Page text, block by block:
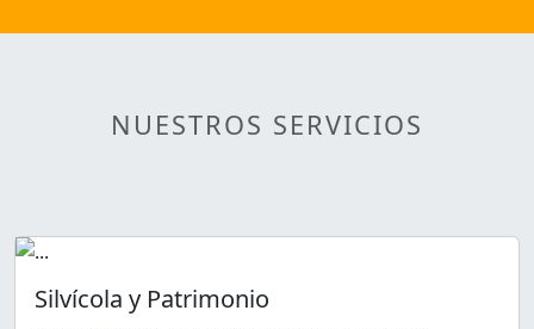
NUESTROS SERVICIOS
Silvícola y Patrimonio